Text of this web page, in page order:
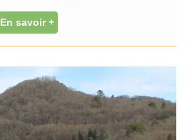
En savoir +